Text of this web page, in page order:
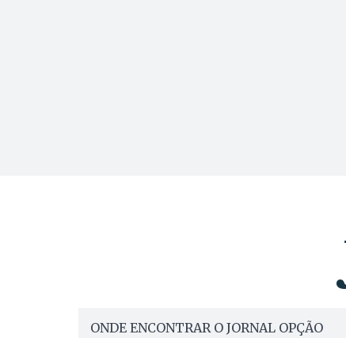
ONDE ENCONTRAR O JORNAL OPÇÃO